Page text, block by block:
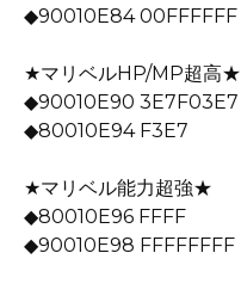
◆90010E84 00FFFFFF
★マリベルHP/MP超高★
◆90010E90 3E7F03E7
◆80010E94 F3E7
★マリベル能力超強★
◆80010E96 FFFF
◆90010E98 FFFFFFFF